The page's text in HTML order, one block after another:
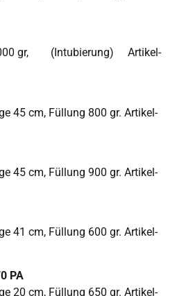
gr, (Intubierung) Artikel-
45 cm, Füllung 800 gr. Artikel-
45 cm, Füllung 900 gr. Artikel-
41 cm, Füllung 600 gr. Artikel-
PA
20 cm, Füllung 650 gr. Artikel-